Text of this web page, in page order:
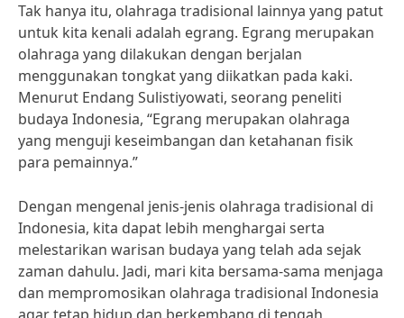
Tak hanya itu, olahraga tradisional lainnya yang patut
untuk kita kenali adalah egrang. Egrang merupakan
olahraga yang dilakukan dengan berjalan
menggunakan tongkat yang diikatkan pada kaki.
Menurut Endang Sulistiyowati, seorang peneliti
budaya Indonesia, “Egrang merupakan olahraga
yang menguji keseimbangan dan ketahanan fisik
para pemainnya.”
Dengan mengenal jenis-jenis olahraga tradisional di
Indonesia, kita dapat lebih menghargai serta
melestarikan warisan budaya yang telah ada sejak
zaman dahulu. Jadi, mari kita bersama-sama menjaga
dan mempromosikan olahraga tradisional Indonesia